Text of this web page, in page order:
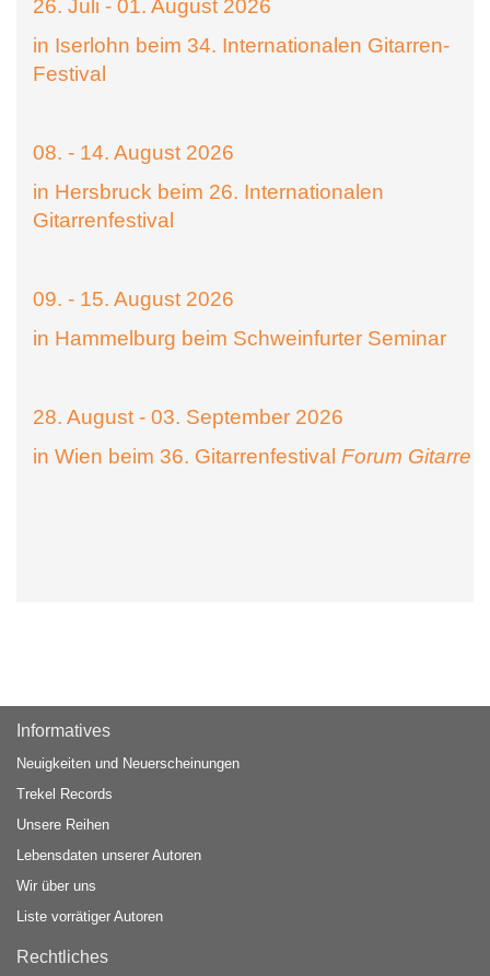
26. Juli - 01. August 2026
in Iserlohn beim 34. Internationalen Gitarren-
Festival
08. - 14. August 2026
in Hersbruck beim 26. Internationalen
Gitarrenfestival
09. - 15. August 2026
in Hammelburg beim Schweinfurter Seminar
28. August - 03. September 2026
in Wien beim 36. Gitarrenfestival Forum Gitarre
Informatives
Neuigkeiten und Neuerscheinungen
Trekel Records
Unsere Reihen
Lebensdaten unserer Autoren
Wir über uns
Liste vorrätiger Autoren
Rechtliches